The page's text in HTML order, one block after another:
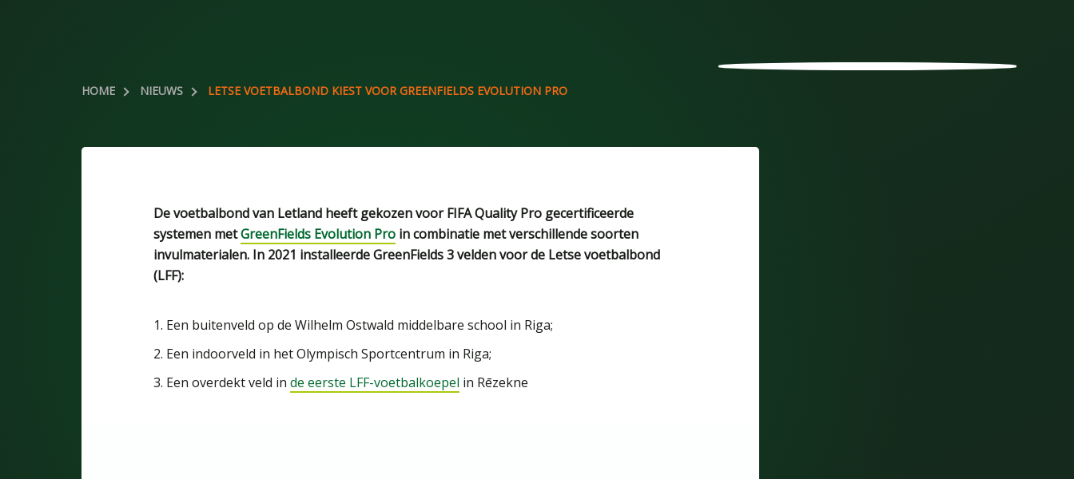
HOME NIEUWS LETSE VOETBALBOND KIEST VOOR GREENFIELDS EVOLUTION PRO
De voetbalbond van Letland heeft gekozen voor FIFA Quality Pro gecertificeerde
systemen metGreenFields Evolution Pro in combinatie met verschillende soorten
invulmaterialen. In 2021 installeerde GreenFields 3 velden voor de Letse voetbalbond
(LFF):
1. Een buitenveld op de Wilhelm Ostwald middelbare school in Riga;
2. Een indoorveld in het Olympisch Sportcentrum in Riga;
3. Een overdekt veld in de eerste LFF-voetbalkoepel in Rēzekne